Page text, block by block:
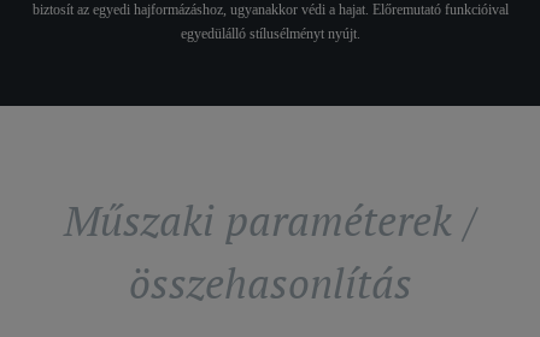
biztosít az egyedi hajformázáshoz, ugyanakkor védi a hajat. Előremutató funkcióival
egyedülálló stílusélményt nyújt.
Műszaki paraméterek /
összehasonlítás